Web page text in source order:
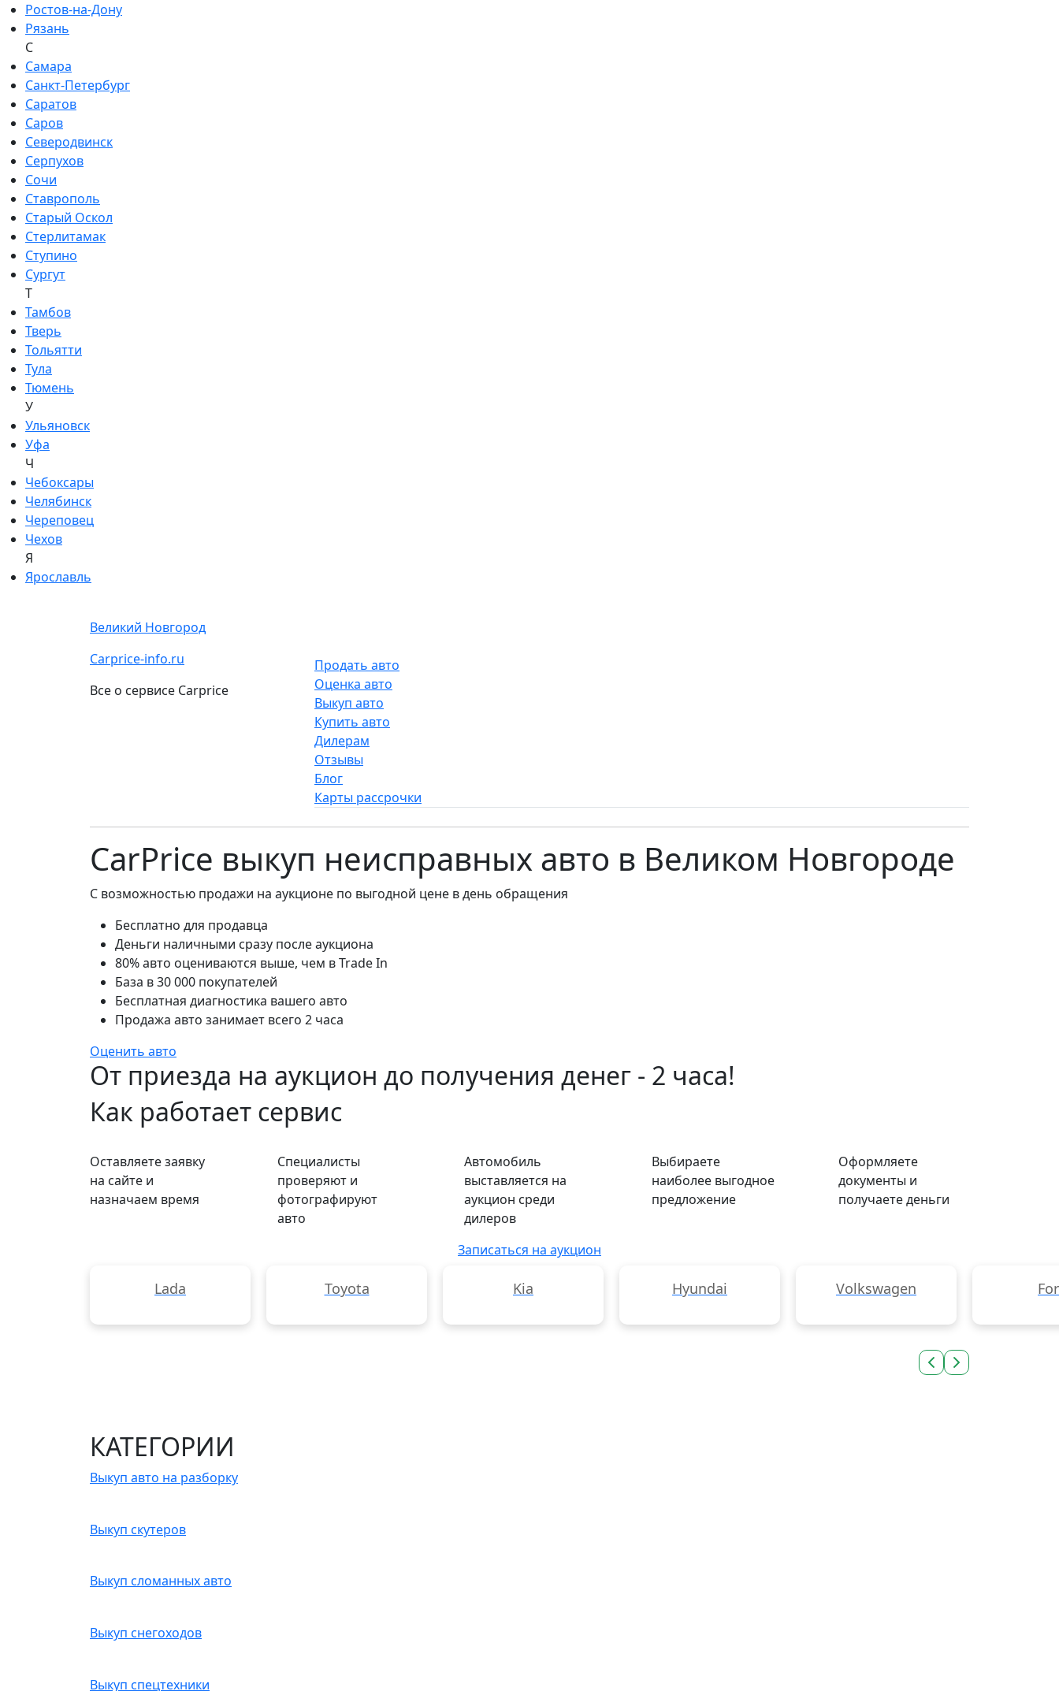
Ростов-на-Дону
Рязань
С
Самара
Санкт-Петербург
Саратов
Саров
Северодвинск
Серпухов
Сочи
Ставрополь
Старый Оскол
Стерлитамак
Ступино
Сургут
Т
Тамбов
Тверь
Тольятти
Тула
Тюмень
У
Ульяновск
Уфа
Ч
Чебоксары
Челябинск
Череповец
Чехов
Я
Ярославль
Великий Новгород
Carprice-info.ru
Все о сервисе Carprice
Продать авто
Оценка авто
Выкуп авто
Купить авто
Дилерам
Отзывы
Блог
Карты рассрочки
CarPrice выкуп неисправных авто в Великом Новгороде
С возможностью продажи на аукционе по выгодной цене в день обращения
Бесплатно для продавца
Деньги наличными сразу после аукциона
80% авто оцениваются выше, чем в Trade In
База в 30 000 покупателей
Бесплатная диагностика вашего авто
Продажа авто занимает всего 2 часа
Оценить авто
От приезда на аукцион до получения денег - 2 часа!
Как работает сервис
Оставляете заявку
на сайте и
назначаем время
Специалисты
проверяют и
фотографируют
авто
Автомобиль
выставляется на
аукцион среди
дилеров
Выбираете
наиболее выгодное
предложение
Оформляете
документы и
получаете деньги
Записаться на аукцион
Lada Toyota Kia Hyundai Volkswagen
КАТЕГОРИИ
Выкуп авто на разборку
Выкуп скутеров
Выкуп сломанных авто
Выкуп снегоходов
Выкуп спецтехники